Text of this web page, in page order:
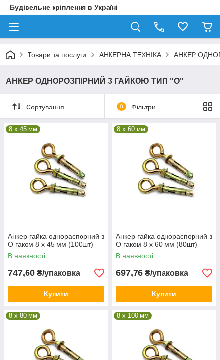
Будівельне кріплення в Україні
Товари та послуги АНКЕРНА ТЕХНІКА АНКЕР
АНКЕР ОДНОРОЗПІРНИЙ З ГАЙКОЮ ТИП "О"
Сортування 0 Фільтри
8 x 45 мм
Анкер-гайка однораспорний з
О гаком 8 х 45 мм (100шт)
В наявності
747,60 ₴/упаковка
Купити
8 x 60 мм
Анкер-гайка однораспорний з
О гаком 8 х 60 мм (80шт)
В наявності
697,76 ₴/упаковка
Купити
8 x 80 мм 8 x 100 мм